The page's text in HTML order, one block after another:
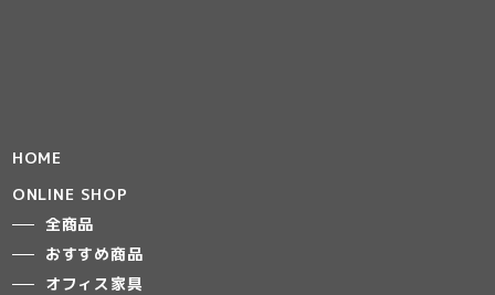
HOME
ONLINE SHOP
全商品
おすすめ商品
オフィス家具